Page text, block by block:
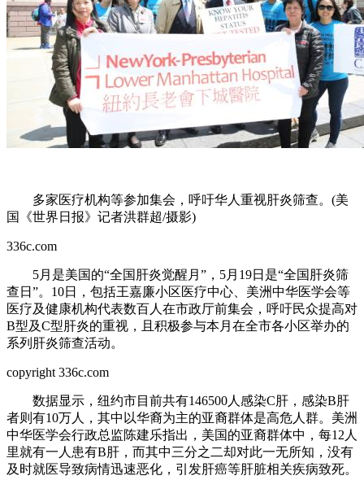
多家医疗机构等参加集会，呼吁华人重视肝炎筛查。(美
国《世界日报》记者洪群超/摄影)
336c.com
5月是美国的“全国肝炎觉醒月”，5月19日是“全国肝炎筛
查日”。10日，包括王嘉廉小区医疗中心、美洲中华医学会等
医疗及健康机构代表数百人在市政厅前集会，呼吁民众提高对
B型及C型肝炎的重视，且积极参与本月在全市各小区举办的
系列肝炎筛查活动。
copyright 336c.com
数据显示，纽约市目前共有146500人感染C肝，感染B肝
者则有10万人，其中以华裔为主的亚裔群体是高危人群。美洲
中华医学会行政总监陈建乐指出，美国的亚裔群体中，每12人
里就有一人患有B肝，而其中三分之二却对此一无所知，没有
及时就医导致病情迅速恶化，引发肝癌等肝脏相关疾病致死。